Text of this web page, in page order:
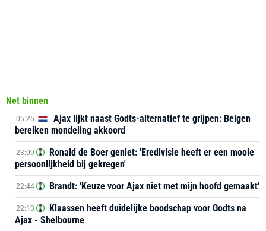
Net binnen
05:25
Ajax lijkt naast Godts-alternatief te grijpen: Belgen
bereiken mondeling akkoord
23:09
Ronald de Boer geniet: 'Eredivisie heeft er een mooie
persoonlijkheid bij gekregen'
22:44 Brandt: 'Keuze voor Ajax niet met mijn hoofd gemaakt'
22:13
Klaassen heeft duidelijke boodschap voor Godts na
Ajax - Shelbourne